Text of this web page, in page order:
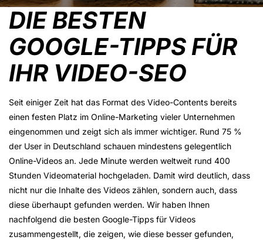
DIE BESTEN
GOOGLE-TIPPS FÜR
IHR VIDEO-SEO
Seit einiger Zeit hat das Format des Video-Contents bereits
einen festen Platz im Online-Marketing vieler Unternehmen
eingenommen und zeigt sich als immer wichtiger. Rund 75 %
der User in Deutschland schauen mindestens gelegentlich
Online-Videos an. Jede Minute werden weltweit rund 400
Stunden Videomaterial hochgeladen. Damit wird deutlich, dass
nicht nur die Inhalte des Videos zählen, sondern auch, dass
diese überhaupt gefunden werden. Wir haben Ihnen
nachfolgend die besten Google-Tipps für Videos
zusammengestellt, die zeigen, wie diese besser gefunden,